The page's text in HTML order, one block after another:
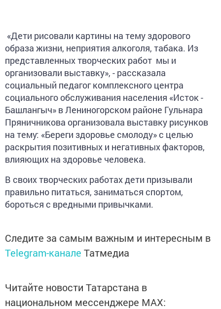
«Дети рисовали картины на тему здорового
образа жизни, неприятия алкоголя, табака. Из
представленных творческих работ мы и
организовали выставку», - рассказала
социальный педагог комплексного центра
социального обслуживания населения «Исток -
Башлангыч» в Лениногорском районе Гульнара
Пряничникова организовала выставку рисунков
на тему: «Береги здоровье смолоду» с целью
раскрытия позитивных и негативных факторов,
влияющих на здоровье человека.
В своих творческих работах дети призывали
правильно питаться, заниматься спортом,
бороться с вредными привычками.
Следите за самым важным и интересным в
Telegram-канале Татмедиа
Читайте новости Татарстана в
национальном мессенджере MАХ: